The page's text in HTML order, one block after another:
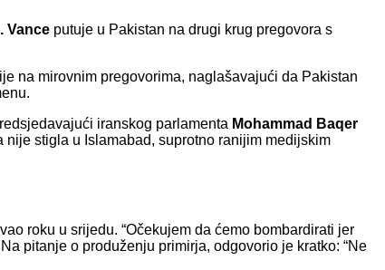
Vance putuje u Pakistan na drugi krug pregovora s
na mirovnim pregovorima, naglašavajući da Pakistan
iranskog parlamenta Mohammad Baqer
stigla u Islamabad, suprotno ranijim medijskim
roku u srijedu. “Očekujem da ćemo bombardirati jer
pitanje o produženju primirja, odgovorio je kratko: “Ne